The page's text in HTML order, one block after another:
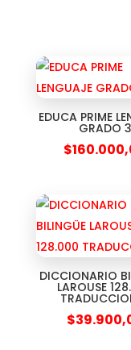
EDUCA PRIME
GRADO 3
$
DICCIONARIO
LAROUSE
$